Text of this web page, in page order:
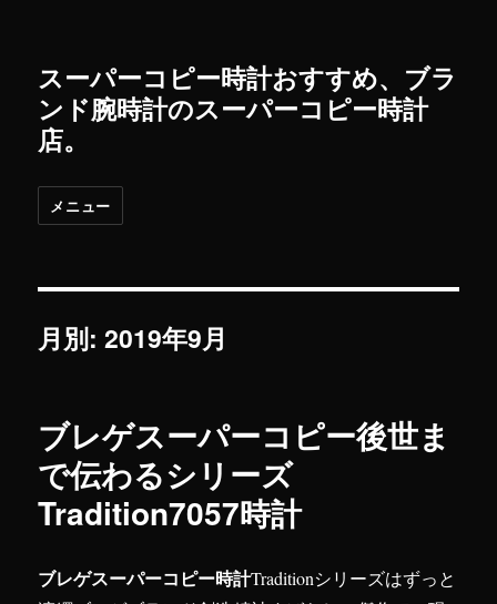
スーパーコピー時計おすすめ、ブラ
ンド腕時計のスーパーコピー時計
店。
メニュー
月別: 2019年9月
ブレゲスーパーコピー後世ま
で伝わるシリーズ
Tradition7057時計
ブレゲスーパーコピー時計Traditionシリーズはずっと